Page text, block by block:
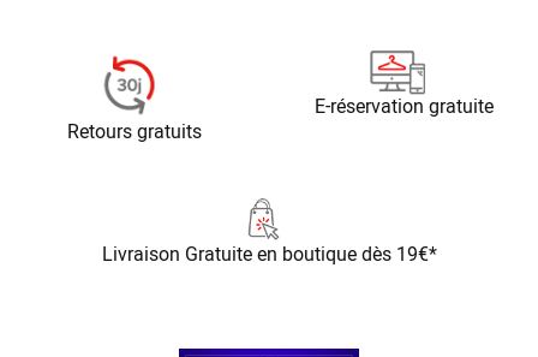
Retours gratuits
E-réservation gratuite
Livraison Gratuiteen boutique dès 19€*